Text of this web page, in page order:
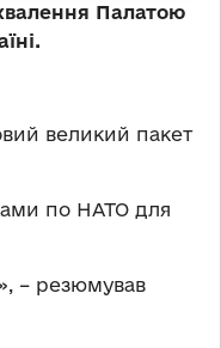
Палатою
великий пакет
по НАТО для
– резюмував